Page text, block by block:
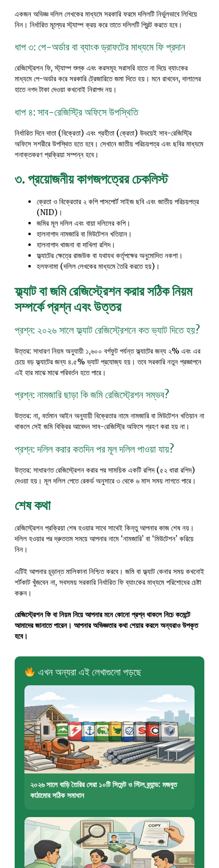
একজন অভিজ্ঞ দলিল লেখকের মাধ্যমে সরকারি ফরমে দলিলটি নির্ভুলভাবে লিখিয়ে
নিন। নির্ধারিত মূল্যের স্ট্যাম্প ক্রয় করে তাতে দলিলটি প্রিন্ট করতে হবে।
ধাপ ৩: পে-অর্ডার বা ব্যাংক ড্রাফটের মাধ্যমে ফি প্রদান
রেজিস্ট্রেশন ফি, স্ট্যাম্প শুল্ক এবং করসমূহ সরাসরি হাতে না দিয়ে ব্যাংকের
মাধ্যমে পে-অর্ডার করে সরকারি ট্রেজারিতে জমা দিতে হয়। মনে রাখবেন, দালালের
হাতে নগদ টাকা দেওয়া কখনোই নিরাপদ নয়।
ধাপ ৪: সাব-রেজিস্ট্রি অফিসে উপস্থিতি
নির্ধারিত দিনে দাতা (বিক্রেতা) এবং গ্রহীতা (ক্রেতা) উভয়েই সাব-রেজিস্ট্রি
অফিসে সশরীরে উপস্থিত হতে হবে। সেখানে জাতীয় পরিচয়পত্র এবং ছবির মাধ্যমে
শনাক্তকরণ প্রক্রিয়া সম্পন্ন হবে।
৩. প্রয়োজনীয় কাগজপত্রের চেকলিস্ট
ক্রেতা ও বিক্রেতার ২ কপি পাসপোর্ট সাইজ ছবি এবং জাতীয় পরিচয়পত্র
(NID)।
জমির মূল দলিল এবং বায়া দলিলের কপি।
হালনাগাদ নামজারি বা মিউটেশন খতিয়ান।
হালনাগাদ খাজনা বা দাখিলা রশিদ।
ফ্ল্যাটের ক্ষেত্রে রাজউক বা যথাযথ কর্তৃপক্ষের অনুমোদিত নকশা।
হলফনামা (দলিল লেখকের মাধ্যমে তৈরি করতে হয়)।
ফ্ল্যাট বা জমি রেজিস্ট্রেশন করার সঠিক নিয়ম
সম্পর্কে প্রশ্ন এবং উত্তর
প্রশ্ন: ২০২৬ সালে ফ্ল্যাট রেজিস্ট্রেশনে কত ভ্যাট দিতে হয়?
উত্তর: সাধারণ নিয়ম অনুযায়ী ১,৬০০ বর্গফুট পর্যন্ত ফ্ল্যাটের জন্য ২% এবং এর
চেয়ে বড় ফ্ল্যাটের জন্য ৪.৫% ভ্যাট প্রযোজ্য হয়। তবে সরকারি নতুন প্রজ্ঞাপনে
এই হার মাঝে মাঝে পরিবর্তন হতে পারে।
প্রশ্ন: নামজারি ছাড়া কি জমি রেজিস্ট্রেশন সম্ভব?
উত্তর: না, বর্তমান আইন অনুযায়ী বিক্রেতার নামে নামজারি বা মিউটেশন খতিয়ান না
থাকলে সেই জমি বিক্রির আবেদন সাব-রেজিস্ট্রি অফিসে গ্রহণ করা হয় না।
প্রশ্ন: দলিল করার কতদিন পর মূল দলিল পাওয়া যায়?
উত্তর: সাধারণত রেজিস্ট্রেশন করার পর সাময়িক একটি রশিদ (৫২ ধারা রশিদ)
দেওয়া হয়। মূল দলিল পেতে রেকর্ড অনুসারে ৩ থেকে ৬ মাস সময় লাগতে পারে।
শেষ কথা
রেজিস্ট্রেশন প্রক্রিয়া শেষ হওয়ার সাথে সাথেই কিন্তু আপনার কাজ শেষ নয়।
দলিল হওয়ার পর দ্রুততম সময়ে আপনার নামে ‘নামজারি’ বা ‘মিউটেশন’ করিয়ে
নিন।
এটিই আপনার চূড়ান্ত মালিকানা নিশ্চিত করবে। জমি বা ফ্ল্যাট কেনার সময় কখনোই
শর্টকাট খুঁজবেন না, সবসময় সরকারি নির্ধারিত ফি ব্যাংকের মাধ্যমে পরিশোধের চেষ্টা
করুন।
রেজিস্ট্রেশন ফি বা নিয়ম নিয়ে আপনার মনে কোনো প্রশ্ন থাকলে নিচে কমেন্টে
আমাদের জানাতে পারেন। আপনার অভিজ্ঞতার কথা শেয়ার করলে অন্যরাও উপকৃত
হবে।
এখন অন্যরা এই লেখাগুলো পড়ছে
২০২৬ সালে বাড়ি তৈরির সেরা ১০টি সিমেন্ট ও স্টিল ব্র্যান্ড: মজবুত
কাঠামোর সঠিক সমাধান